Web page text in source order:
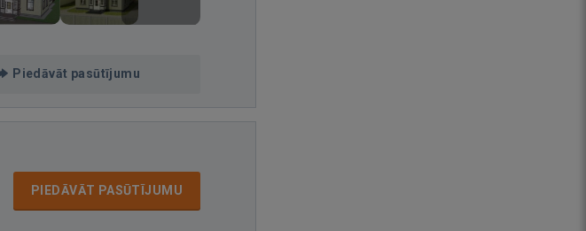
Piedāvāt pasūtījumu
PIEDĀVĀT PASŪTĪJUMU